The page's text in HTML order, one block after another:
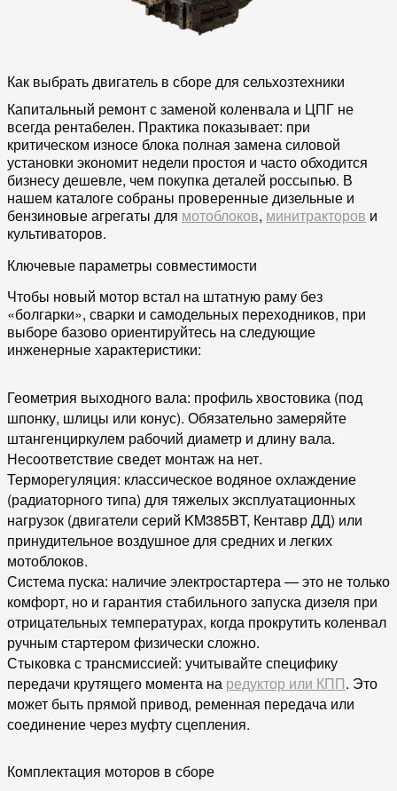
Как выбрать двигатель в сборе для сельхозтехники
Капитальный ремонт с заменой коленвала и ЦПГ не
всегда рентабелен. Практика показывает: при
критическом износе блока полная замена силовой
установки экономит недели простоя и часто обходится
бизнесу дешевле, чем покупка деталей россыпью. В
нашем каталоге собраны проверенные дизельные и
бензиновые агрегаты для мотоблоков, минитракторов и
культиваторов.
Ключевые параметры совместимости
Чтобы новый мотор встал на штатную раму без
«болгарки», сварки и самодельных переходников, при
выборе базово ориентируйтесь на следующие
инженерные характеристики:
Геометрия выходного вала: профиль хвостовика (под
шпонку, шлицы или конус). Обязательно замеряйте
штангенциркулем рабочий диаметр и длину вала.
Несоответствие сведет монтаж на нет.
Терморегуляция: классическое водяное охлаждение
(радиаторного типа) для тяжелых эксплуатационных
нагрузок (двигатели серий KM385BT, Кентавр ДД) или
принудительное воздушное для средних и легких
мотоблоков.
Система пуска: наличие электростартера — это не только
комфорт, но и гарантия стабильного запуска дизеля при
отрицательных температурах, когда прокрутить коленвал
ручным стартером физически сложно.
Стыковка с трансмиссией: учитывайте специфику
передачи крутящего момента на редуктор или КПП. Это
может быть прямой привод, ременная передача или
соединение через муфту сцепления.
Комплектация моторов в сборе